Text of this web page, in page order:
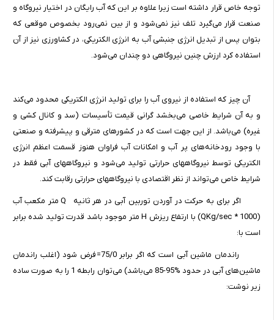
توجه خاص قرار داشته است زیرا علاوه بر این که آب رایگان در اختیار نیروگاه و
صنعت قرار می‌گیرد تلف نیز نمی‌شود و از بین نمی‌رود بخصوص موقعی که
بتوان پس از تبدیل انرژی جنبشی آب به انرژی الکتریکی، در کشاورزی نیز از آن
استفاده کرد ارزش چنین نیروگاهی دو چندان می‌شود.
آن چیز که استفاده از نیروی آب را برای تولید انرژی الکتریکی محدود می‌کند
و به آن شرایط خاصی می‌بخشد گرانی قیمت تأسیسات (سد و کانال کشی و
غیره) می‌باشد. از این جهت است که در کشورهای مترقی و پیشرفته و صنعتی
با وجود رودخانه‌های پر آب و امکانات آب فراوان هنوز قسمت اعظم انرژی
الکتریکی توسط نیروگاههای حرارتی تولید می‌شود و نیروگاههای آبی فقط در
شرایط خاص می‌تواند از نظر اقتصادی با نیروگاههای حرارتی رقابت کند.
اگر برای به حرکت در آوردن توربین آبی در هر ثانیه Q متر مکعب آب
(QKg/sec * 1000) با ارتفاع ریزش H متر موجود باشد قدرت تولید شده برابر
است با:
راندمان ماشین آبی است که اگر برابر 75/0= فرض شود (اغلب راندمان
ماشین‌های آبی در حدود %95-85 می‌باشد) می‌توان رابطه 1 را به صورت ساده
زیر نوشت: